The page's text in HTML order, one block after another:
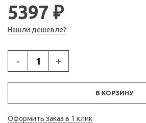
5397 ₽
Нашли дешевле?
- +
В КОРЗИНУ
Оформить заказ в 1 клик